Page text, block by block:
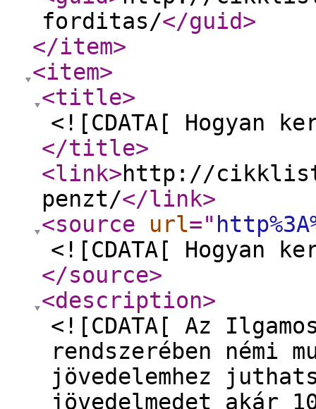
forditas/</guid>
</item>
<item>
<title>
<![CDATA[ Hogyan
</title>
<link>http://
penzt/</link>
<source
url="
<![CDATA[ Hogyan
</source>
<description>
<![CDATA[ Az
rendszerében némi
jövedelemhez
jövedelmedet akár